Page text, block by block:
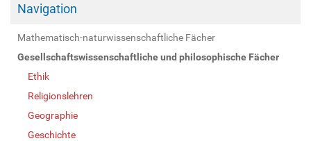
Navigation
Mathematisch-naturwissenschaftliche Fächer
Gesellschaftswissenschaftliche und philosophische Fächer
Ethik
Religionslehren
Geographie
Geschichte